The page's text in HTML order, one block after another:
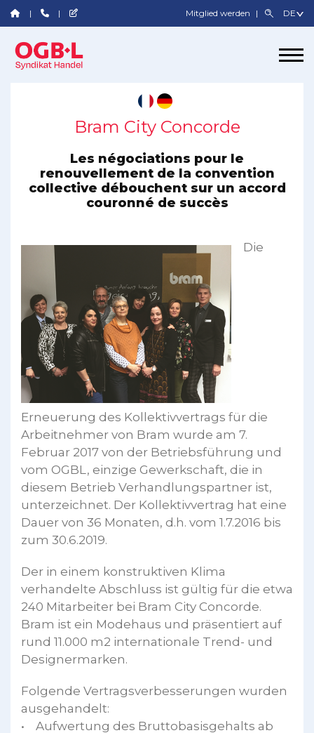
Mitglied werden
Bram City Concorde
Les négociations pour le
renouvellement de la convention
collective débouchent sur un accord
couronné de succès
Die
Erneuerung des Kollektivvertrags für die
Arbeitnehmer von Bram wurde am 7.
Februar 2017 von der Betriebsführung und
vom OGBL, einzige Gewerkschaft, die in
diesem Betrieb Verhandlungspartner ist,
unterzeichnet. Der Kollektivvertrag hat eine
Dauer von 36 Monaten, d.h. vom 1.7.2016 bis
zum 30.6.2019.
Der in einem konstruktiven Klima
verhandelte Abschluss ist gültig für die etwa
240 Mitarbeiter bei Bram City Concorde.
Bram ist ein Modehaus und präsentiert auf
rund 11.000 m2 internationale Trend- und
Designermarken.
Folgende Vertragsverbesserungen wurden
ausgehandelt:
• Aufwertung des Bruttobasisgehalts ab